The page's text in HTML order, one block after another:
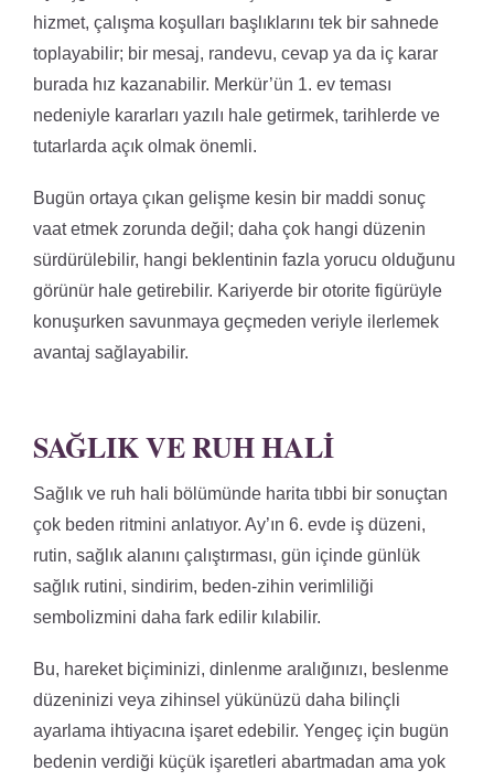
hizmet, çalışma koşulları başlıklarını tek bir sahnede
toplayabilir; bir mesaj, randevu, cevap ya da iç karar
burada hız kazanabilir. Merkür’ün 1. ev teması
nedeniyle kararları yazılı hale getirmek, tarihlerde ve
tutarlarda açık olmak önemli.
Bugün ortaya çıkan gelişme kesin bir maddi sonuç
vaat etmek zorunda değil; daha çok hangi düzenin
sürdürülebilir, hangi beklentinin fazla yorucu olduğunu
görünür hale getirebilir. Kariyerde bir otorite figürüyle
konuşurken savunmaya geçmeden veriyle ilerlemek
avantaj sağlayabilir.
SAĞLIK VE RUH HALI
Sağlık ve ruh hali bölümünde harita tıbbi bir sonuçtan
çok beden ritmini anlatıyor. Ay’ın 6. evde iş düzeni,
rutin, sağlık alanını çalıştırması, gün içinde günlük
sağlık rutini, sindirim, beden-zihin verimliliği
sembolizmini daha fark edilir kılabilir.
Bu, hareket biçiminizi, dinlenme aralığınızı, beslenme
düzeninizi veya zihinsel yükünüzü daha bilinçli
ayarlama ihtiyacına işaret edebilir. Yengeç için bugün
bedenin verdiği küçük işaretleri abartmadan ama yok